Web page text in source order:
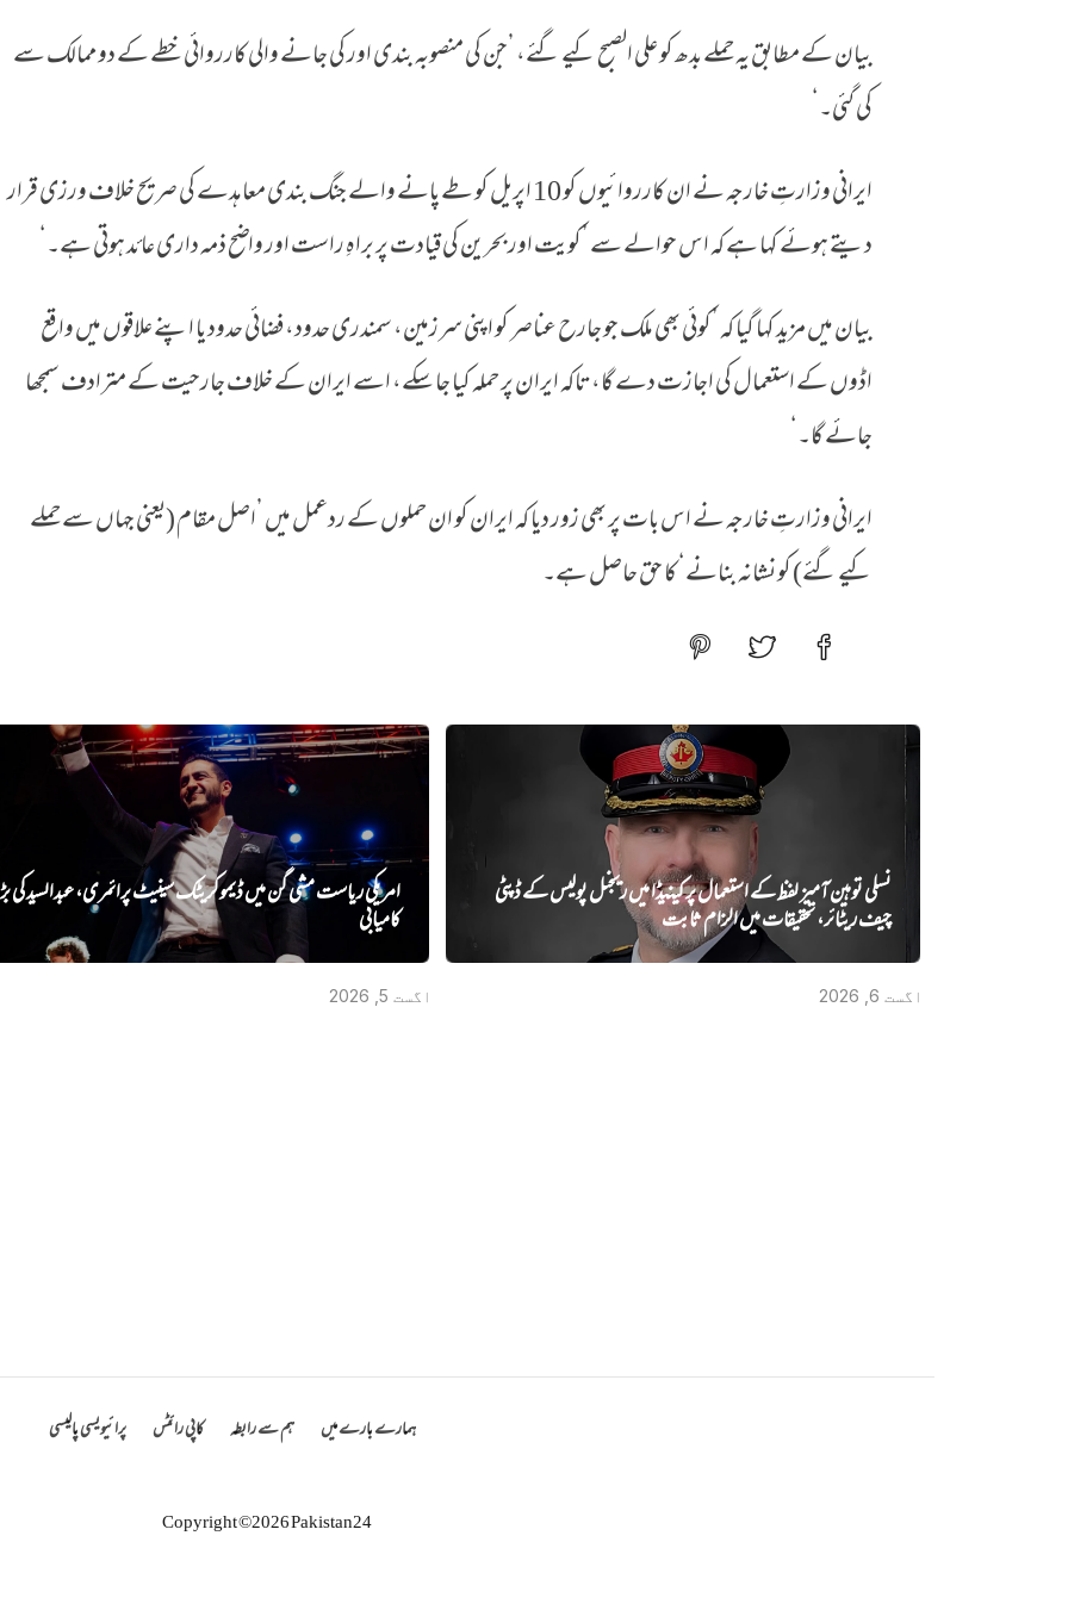
بیان کے مطابق یہ حملے بدھ کو علی الصبح کیے گئے، ’جن کی منصوبہ بندی اور کی جانے والی کارروائی خطے کے دو ممالک سے
کی گئی۔‘
ایرانی وزارتِ خارجہ نے ان کارروائیوں کو 10 اپریل کو طے پانے والے جنگ بندی معاہدے کی صریح خلاف ورزی قرار
دیتے ہوئے کہا ہے کہ اس حوالے سے ’کویت اور بحرین کی قیادت پر براہِ راست اور واضح ذمہ داری عائد ہوتی ہے۔‘
بیان میں مزید کہا گیا کہ ’کوئی بھی ملک جو جارح عناصر کو اپنی سرزمین، سمندری حدود، فضائی حدود یا اپنے علاقوں میں واقع
اڈوں کے استعمال کی اجازت دے گا، تاکہ ایران پر حملہ کیا جا سکے، اسے ایران کے خلاف جارحیت کے مترادف سمجھا
جائے گا۔‘
ایرانی وزارتِ خارجہ نے اس بات پر بھی زور دیا کہ ایران کو ان حملوں کے ردعمل میں ’اصل مقام (یعنی جہاں سے حملے
کیے گئے) کو نشانہ بنانے‘ کا حق حاصل ہے۔
نسلی توہین آمیز لفظ کے استعمال پر کینیڈا میں ریجنل پولیس کے ڈپٹی
چیف ریٹائر، تحقیقات میں الزام ثابت
اگست 6, 2026
امریکی ریاست مشی گن میں ڈیموکریٹک سینیٹ پرائمری، عبدالسید کی
کامیابی
اگست 5, 2026
ہمارے بارے میں ہم سے رابطہ کاپی رائٹس پرائیویسی پالیسی
Copyright ©2026 Pakistan24